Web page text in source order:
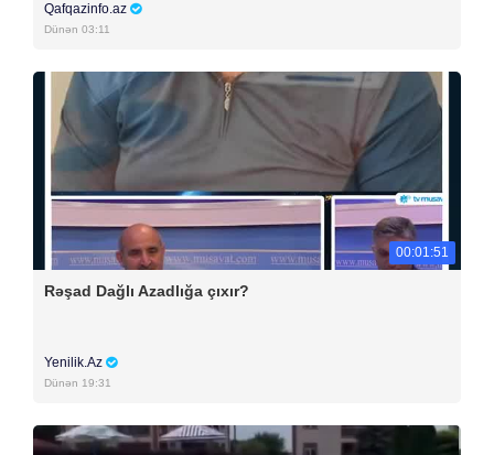
Qafqazinfo.az
Dünən 03:11
00:01:51
Rəşad Dağlı Azadlığa çıxır?
Yenilik.Az
Dünən 19:31